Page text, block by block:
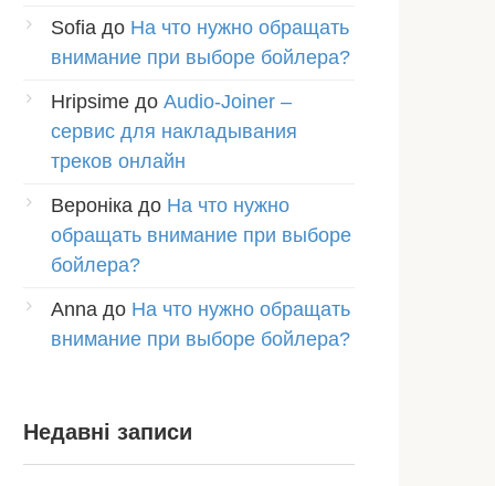
Sofia до На что нужно обращать
внимание при выборе бойлера?
Hripsime до Audio-Joiner –
сервис для накладывания
треков онлайн
Вероніка до На что нужно
обращать внимание при выборе
бойлера?
Anna до На что нужно обращать
внимание при выборе бойлера?
Недавні записи